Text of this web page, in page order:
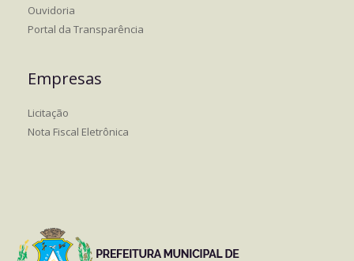
Ouvidoria
Portal da Transparência
Empresas
Licitação
Nota Fiscal Eletrônica